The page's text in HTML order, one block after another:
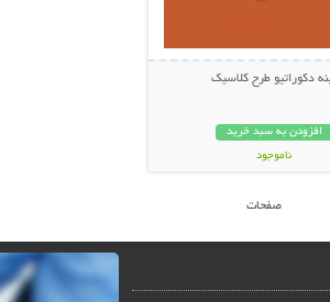
دکوراتیو طرح کلاسیک
افزودن به سبد خرید
ناموجود
صفحات